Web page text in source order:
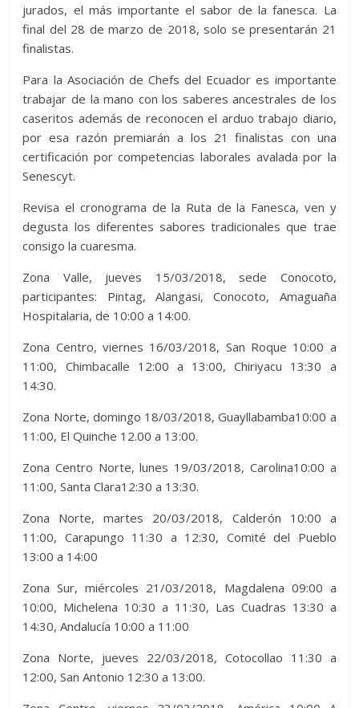
jurados, el más importante el sabor de la fanesca. La
final del 28 de marzo de 2018, solo se presentarán 21
finalistas.
Para la Asociación de Chefs del Ecuador es importante
trabajar de la mano con los saberes ancestrales de los
caseritos además de reconocen el arduo trabajo diario,
por esa razón premiarán a los 21 finalistas con una
certificación por competencias laborales avalada por la
Senescyt.
Revisa el cronograma de la Ruta de la Fanesca, ven y
degusta los diferentes sabores tradicionales que trae
consigo la cuaresma.
Zona Valle, jueves 15/03/2018, sede Conocoto,
participantes: Pintag, Alangasi, Conocoto, Amaguaña
Hospitalaria, de 10:00 a 14:00.
Zona Centro, viernes 16/03/2018, San Roque 10:00 a
11:00, Chimbacalle 12:00 a 13:00, Chiriyacu 13:30 a
14:30.
Zona Norte, domingo 18/03/2018, Guayllabamba10:00 a
11:00, El Quinche 12.00 a 13:00.
Zona Centro Norte, lunes 19/03/2018, Carolina10:00 a
11:00, Santa Clara12:30 a 13:30.
Zona Norte, martes 20/03/2018, Calderón 10:00 a
11:00, Carapungo 11:30 a 12:30, Comité del Pueblo
13:00 a 14:00
Zona Sur, miércoles 21/03/2018, Magdalena 09:00 a
10:00, Michelena 10:30 a 11:30, Las Cuadras 13:30 a
14:30, Andalucía 10:00 a 11:00
Zona Norte, jueves 22/03/2018, Cotocollao 11:30 a
12:00, San Antonio 12:30 a 13:00.